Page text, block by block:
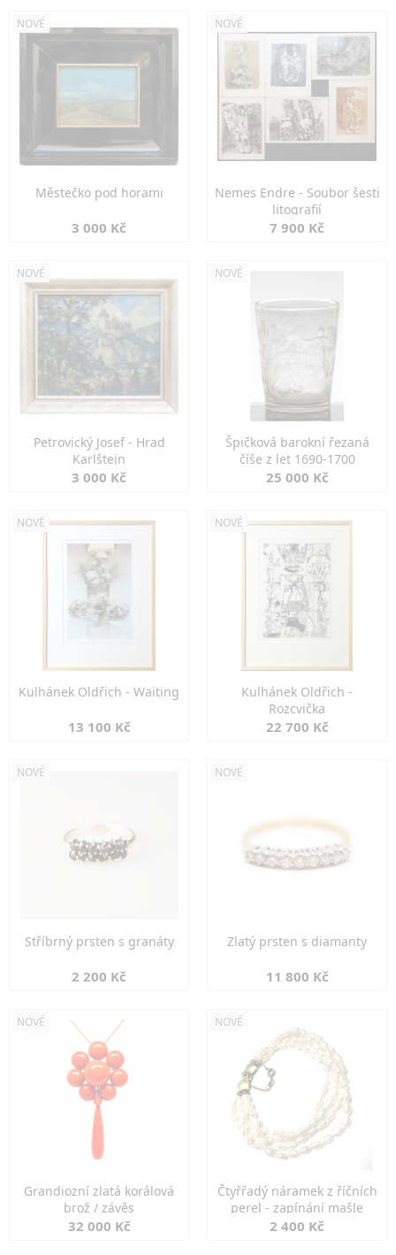
NOVÉ
Městečko pod horami
3 000 Kč
NOVÉ
Nemes Endre - Soubor šesti
litografií
7 900 Kč
NOVÉ
Petrovický Josef - Hrad
Karlštejn
3 000 Kč
NOVÉ
Špičková barokní řezaná
číše z let 1690-1700
25 000 Kč
NOVÉ
Kulhánek Oldřich - Waiting
13 100 Kč
NOVÉ
Kulhánek Oldřich -
Rozcvička
22 700 Kč
NOVÉ
Stříbrný prsten s granáty
2 200 Kč
NOVÉ
Zlatý prsten s diamanty
11 800 Kč
NOVÉ
Grandiozní zlatá korálová
brož / závěs
32 000 Kč
NOVÉ
Čtyřřadý náramek z říčních
perel - zapínání mašle
2 400 Kč